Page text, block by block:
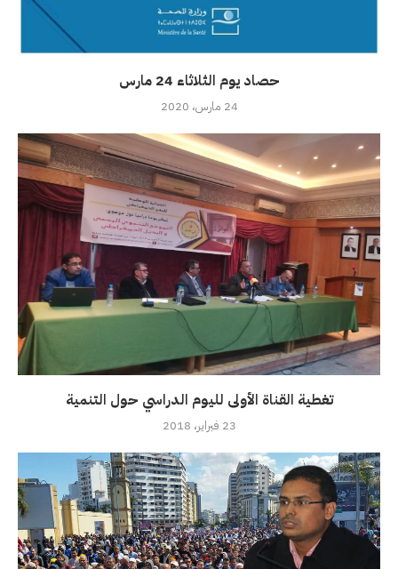
حصاد يوم الثلاثاء 24 مارس
24 مارس، 2020
تغطية القناة الأولى لليوم الدراسي حول التنمية
23 فبراير، 2018